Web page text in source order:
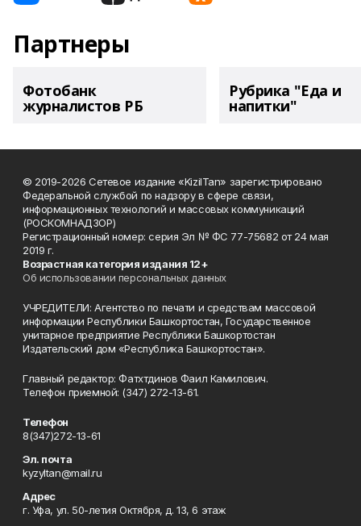
Партнеры
Фотобанк
журналистов РБ
Рубрика "Еда и
напитки"
© 2019-2026 Сетевое издание «KizilTan» зарегистрировано
Федеральной службой по надзору в сфере связи,
информационных технологий и массовых коммуникаций
(РОСКОМНАДЗОР)
Регистрационный номер: серия Эл № ФС 77-75682 от 24 мая
2019 г.
Возрастная категория издания 12+
Об использовании персональных данных
УЧРЕДИТЕЛИ: Агентство по печати и средствам массовой
информации Республики Башкортостан, Государственное
унитарное предприятие Республики Башкортостан
Издательский дом «Республика Башкортостан».
Главный редактор: Фатхтдинов Фаил Камилович.
Телефон приемной: (347) 272-13-61.
Телефон
8(347)272-13-61
Эл. почта
kyzyltan@mail.ru
Адрес
г. Уфа, ул. 50-летия Октября, д. 13, 6 этаж